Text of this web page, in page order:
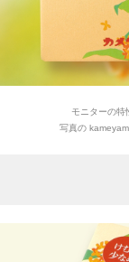
モニターの特
写真の